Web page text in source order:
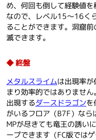
め、何回も倒して経験値
なので、レベル15～16く
ることができます。洞窟
滅できます。
終盤
メタルスライムは出現率
まり効率的ではありませ
出現するダースドラゴンを
がいるフロア（B7F）なら
MPが尽きても竜王の誘い
ープできます（FC版では